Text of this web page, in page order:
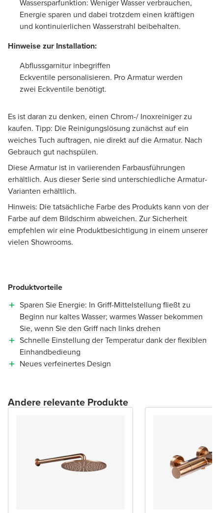
Wassersparfunktion: Weniger Wasser verbrauchen,
Energie sparen und dabei trotzdem einen kräftigen
und kontinuierlichen Wasserstrahl beibehalten.
Hinweise zur Installation:
Abflussgarnitur inbegriffen
Eckventile personalisieren. Pro Armatur werden
zwei Eckventile benötigt.
Es ist daran zu denken, einen Chrom-/ Inoxreiniger zu
kaufen. Tipp: Die Reinigungslösung zunächst auf ein
weiches Tuch auftragen, nie direkt auf die Armatur. Nach
Gebrauch gut nachspülen.
Diese Armatur ist in variierenden Farbausführungen
erhältlich. Aus dieser Serie sind unterschiedliche Armatur-
Varianten erhältlich.
Hinweis: Die tatsächliche Farbe des Produkts kann von der
Farbe auf dem Bildschirm abweichen. Zur Sicherheit
empfehlen wir eine Produktbesichtigung in einem unserer
vielen Showrooms.
Produktvorteile
Sparen Sie Energie: In Griff-Mittelstellung fließt zu
Beginn nur kaltes Wasser; warmes Wasser bekommen
Sie, wenn Sie den Griff nach links drehen
Schnelle Einstellung der Temperatur dank der flexiblen
Einhandbedieung
Neues verfeinertes Design
Andere relevante Produkte